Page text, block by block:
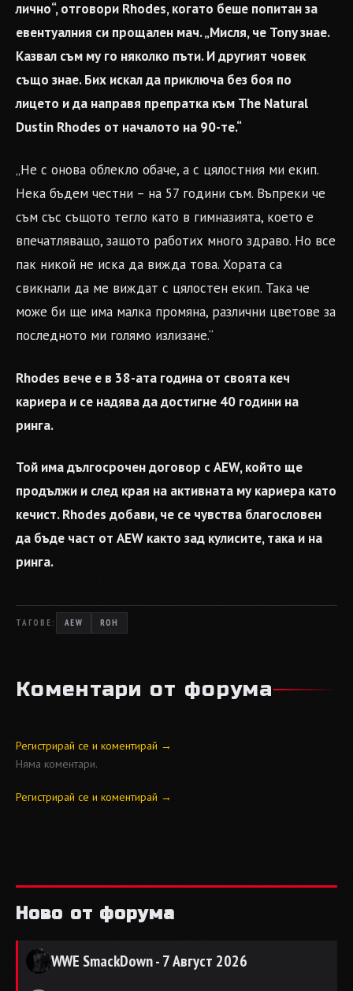
лично“, отговори Rhodes, когато беше попитан за
евентуалния си прощален мач. „Мисля, че Tony знае.
Казвал съм му го няколко пъти. И другият човек
също знае. Бих искал да приключа без боя по
лицето и да направя препратка към The Natural
Dustin Rhodes от началото на 90-те.“
„Не с онова облекло обаче, а с цялостния ми екип.
Нека бъдем честни – на 57 години съм. Въпреки че
съм със същото тегло като в гимназията, което е
впечатляващо, защото работих много здраво. Но все
пак никой не иска да вижда това. Хората са
свикнали да ме виждат с цялостен екип. Така че
може би ще има малка промяна, различни цветове за
последното ми голямо излизане.“
Rhodes вече е в 38-ата година от своята кеч
кариера и се надява да достигне 40 години на
ринга.
Той има дългосрочен договор с AEW, който ще
продължи и след края на активната му кариера като
кечист. Rhodes добави, че се чувства благословен
да бъде част от AEW както зад кулисите, така и на
ринга.
ТАГОВЕ: AEW ROH
Коментари от форума
Регистрирай се и коментирай →
Няма коментари.
Регистрирай се и коментирай →
Ново от форума
WWE SmackDown - 7 Август 2026